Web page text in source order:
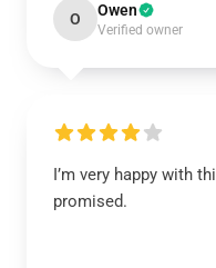
O Owen
Verified owner
I’m very happy with
promised.